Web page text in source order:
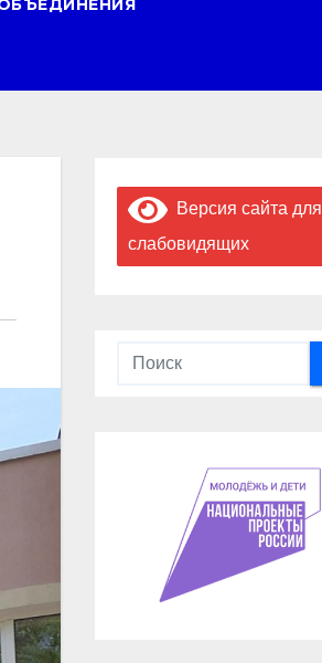
Версия сайта для
слабовидящих